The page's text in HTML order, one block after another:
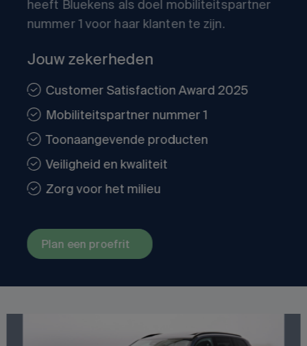
heeft Bluekens als doel mobiliteitspartner
nummer 1 voor haar klanten te zijn.
Jouw zekerheden
Customer Satisfaction Award 2025
Mobiliteitspartner nummer 1
Toonaangevende producten
Veiligheid en kwaliteit
Zorg voor het milieu
Plan een proefrit